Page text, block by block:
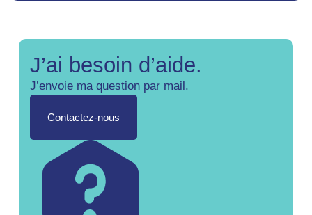
J’ai besoin d’aide.
J’envoie ma question par mail.
Contactez-nous